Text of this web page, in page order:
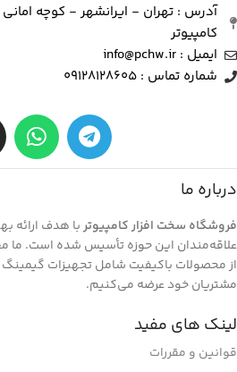
آدرس : تهران - ایرانشهر - کوچه
کامپیوتر
ایمیل : info@pchw.ir
شماره تماس : 09128128605
درباره ما
فروشگاه سخت افزار کامپیوتربا هدف ارائه
علاقه‌مندان این حوزه تأسیس شده است. ما
از محصولات باکیفیت شامل تجهیزات گیمینگ
مشتریان خود عرضه می‌کنیم.
لینک های مفید
قوانین و مقررات